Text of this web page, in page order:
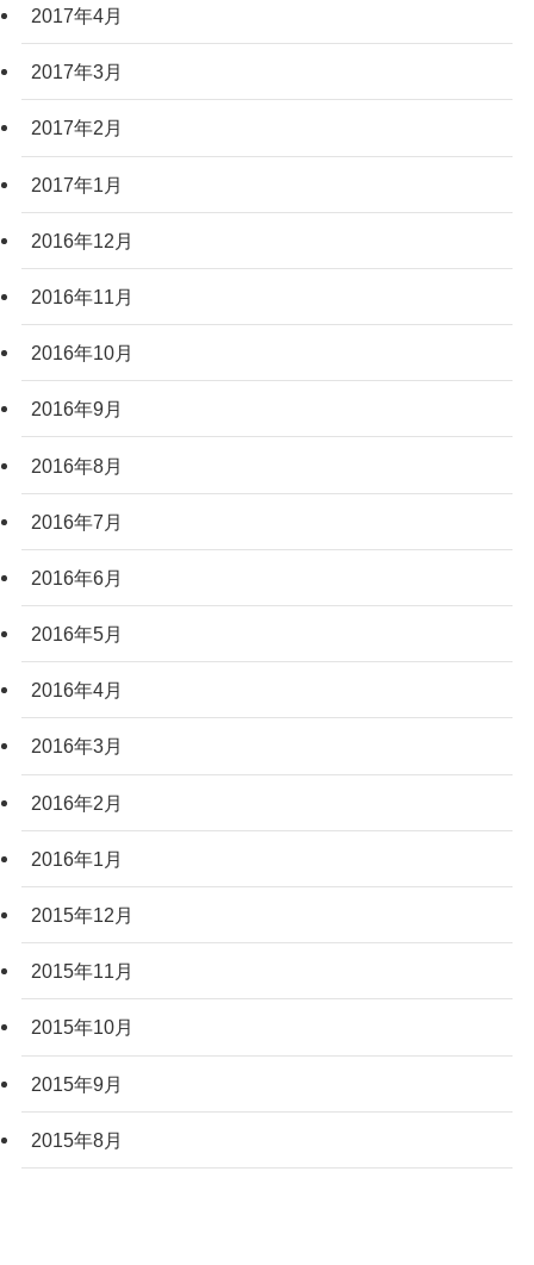
2017年4月
2017年3月
2017年2月
2017年1月
2016年12月
2016年11月
2016年10月
2016年9月
2016年8月
2016年7月
2016年6月
2016年5月
2016年4月
2016年3月
2016年2月
2016年1月
2015年12月
2015年11月
2015年10月
2015年9月
2015年8月